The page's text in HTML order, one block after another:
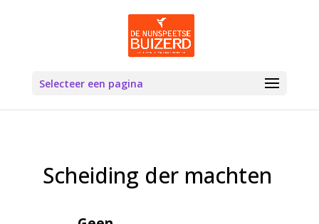
Selecteer een pagina
Scheiding der machten